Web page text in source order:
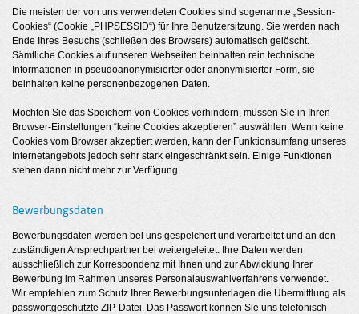
Die meisten der von uns verwendeten Cookies sind sogenannte „Session-
Cookies“ (Cookie „PHPSESSID“) für Ihre Benutzersitzung. Sie werden nach
Ende Ihres Besuchs (schließen des Browsers) automatisch gelöscht.
Sämtliche Cookies auf unseren Webseiten beinhalten rein technische
Informationen in pseudoanonymisierter oder anonymisierter Form, sie
beinhalten keine personenbezogenen Daten.
Möchten Sie das Speichern von Cookies verhindern, müssen Sie in Ihren
Browser-Einstellungen “keine Cookies akzeptieren” auswählen. Wenn keine
Cookies vom Browser akzeptiert werden, kann der Funktionsumfang unseres
Internetangebots jedoch sehr stark eingeschränkt sein. Einige Funktionen
stehen dann nicht mehr zur Verfügung.
Bewerbungsdaten
Bewerbungsdaten werden bei uns gespeichert und verarbeitet und an den
zuständigen Ansprechpartner bei weitergeleitet. Ihre Daten werden
ausschließlich zur Korrespondenz mit Ihnen und zur Abwicklung Ihrer
Bewerbung im Rahmen unseres Personalauswahlverfahrens verwendet.
Wir empfehlen zum Schutz Ihrer Bewerbungsunterlagen die Übermittlung als
passwortgeschützte ZIP-Datei. Das Passwort können Sie uns telefonisch